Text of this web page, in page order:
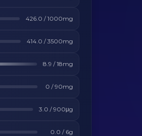
426.0 /1000mg
414.0 /3500mg
8.9 /18mg
0 /90mg
3.0 /900μg
0.0 / 6g